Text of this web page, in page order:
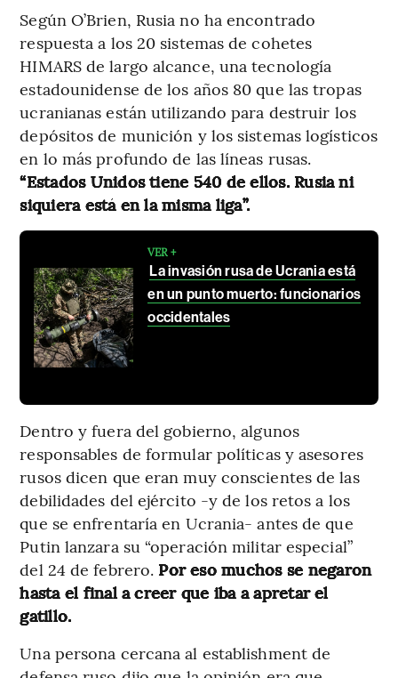
Según O’Brien, Rusia no ha encontrado
respuesta a los 20 sistemas de cohetes
HIMARS de largo alcance, una tecnología
estadounidense de los años 80 que las tropas
ucranianas están utilizando para destruir los
depósitos de munición y los sistemas logísticos
en lo más profundo de las líneas rusas.
“Estados Unidos tiene 540 de ellos. Rusia ni
siquiera está en la misma liga”.
VER +
La invasión rusa de Ucrania está
en un punto muerto: funcionarios
occidentales
Dentro y fuera del gobierno, algunos
responsables de formular políticas y asesores
rusos dicen que eran muy conscientes de las
debilidades del ejército -y de los retos a los
que se enfrentaría en Ucrania- antes de que
Putin lanzara su “operación militar especial”
del 24 de febrero. Por eso muchos se negaron
hasta el final a creer que iba a apretar el
gatillo.
Una persona cercana al establishment de